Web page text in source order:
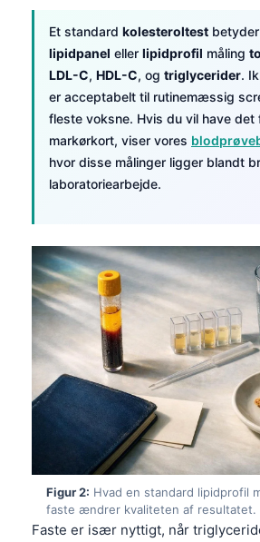
Et standard kolesteroltest
lipidpanel eller lipidprofil måling
LDL-C, HDL-C, og triglycerider.
er acceptabelt til rutinemæssig
fleste voksne. Hvis du vil have det
markørkort, viser vores
hvor disse målinger ligger blandt
laboratoriearbejde.
Figur 2: Hvad en standard lipidprofil
faste ændrer kvaliteten af resultatet.
Faste er især nyttigt, når